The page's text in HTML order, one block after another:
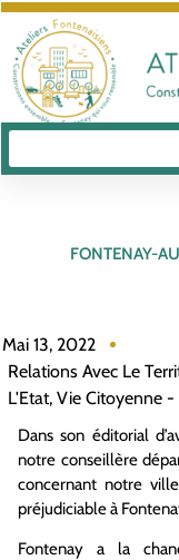
FONTENAY-
Mai 13, 2022
Relations Avec Le
L'Etat, Vie Citoyenne -
Dans son éditorial
notre conseillère
concernant notre
préjudiciable à
Fontenay a la